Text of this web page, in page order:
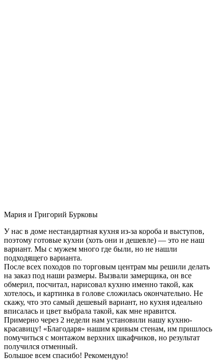
Мария и Григорий Бурковы
У нас в доме нестандартная кухня из-за короба и выступов,
поэтому готовые кухни (хоть они и дешевле) — это не наш
вариант. Мы с мужем много где были, но не нашли
подходящего варианта.
После всех походов по торговым центрам мы решили делать
на заказ под наши размеры. Вызвали замерщика, он все
обмерил, посчитал, нарисовал кухню именно такой, как
хотелось, и картинка в голове сложилась окончательно. Не
скажу, что это самый дешевый вариант, но кухня идеально
вписалась и цвет выбрала такой, как мне нравится.
Примерно через 2 недели нам установили нашу кухню-
красавицу! «Благодаря» нашим кривым стенам, им пришлось
помучиться с монтажом верхних шкафчиков, но результат
получился отменный.
Большое всем спасибо! Рекомендую!